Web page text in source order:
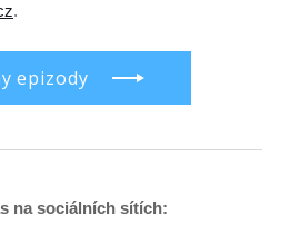
.
epizody
na sociálních sítích: